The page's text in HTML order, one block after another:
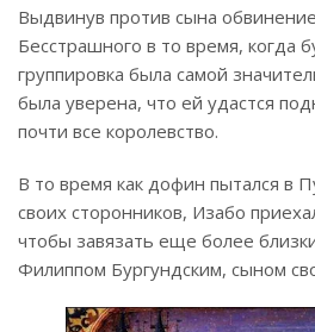
Выдвинув против сына
Бесстрашного в то время, когда
группировка была самой
была уверена, что ей удастся
почти все королевство.
В то время как дофин пытался в
своих сторонников, Изабо
чтобы завязать еще более
Филиппом Бургундским, сыном